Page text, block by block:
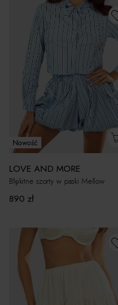
Nowość
LOVE AND MORE
Błękitne szorty w paski Mellow
890 zł